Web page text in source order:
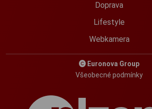
Doprava
Lifestyle
Webkamera
Euronova Group
Všeobecné podmínky